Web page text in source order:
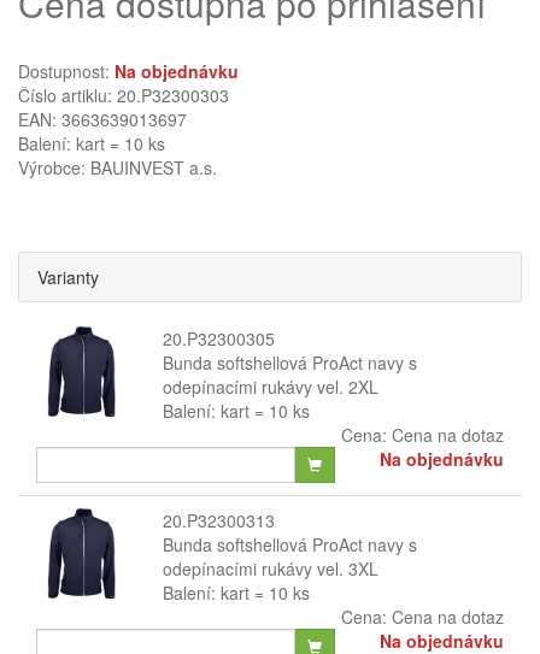
Dostupnost: Na objednávku
Číslo artiklu: 20.P32300303
EAN: 3663639013697
Balení: kart = 10 ks
Výrobce: BAUINVEST a.s.
Varianty
20.P32300305
Bunda softshellová ProAct navy s
odepínacími rukávy vel. 2XL
Balení: kart = 10 ks
Cena: Cena na dotaz
Na objednávku
20.P32300313
Bunda softshellová ProAct navy s
odepínacími rukávy vel. 3XL
Balení: kart = 10 ks
Cena: Cena na dotaz
Na objednávku